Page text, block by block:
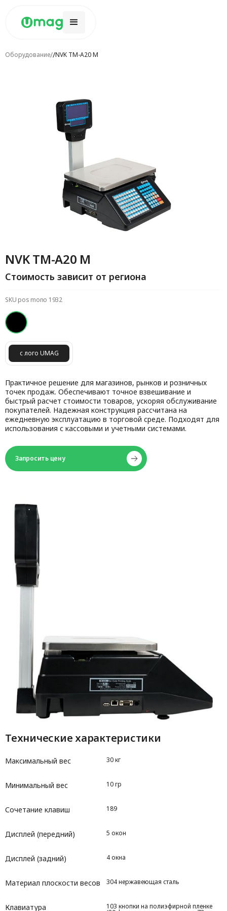
Оборудование//NVK TM-A20 M
NVK TM-A20 M
Стоимость зависит от региона
SKU pos mono 1932
с лого UMAG
Практичное решение для магазинов, рынков и розничных
точек продаж. Обеспечивают точное взвешивание и
быстрый расчет стоимости товаров, ускоряя обслуживание
покупателей. Надежная конструкция рассчитана на
ежедневную эксплуатацию в торговой среде. Подходят для
использования с кассовыми и учетными системами.
Запросить цену
Технические характеристики
Максимальный вес 30 кг
Минимальный вес 10 гр
Сочетание клавиш 189
Дисплей (передний) 5 окон
Дисплей (задний) 4 окна
Материал плоскости весов 304 нержавеющая сталь
Клавиатура 103 кнопки на полиэфирной пленке